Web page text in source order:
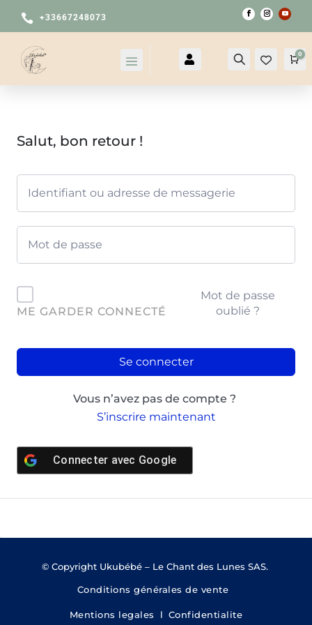
 +33667248073
 Recherche 0
Salut, bon retour !
ME GARDER CONNECTÉ
Mot de passe
oublié ?
Se connecter
Vous n’avez pas de compte ?
S’inscrire maintenant
Connecter avec Google
© Copyright Ukubébé – Le Chant des Lunes SAS.
Conditions générales de vente
Mentions legales l Confidentialite